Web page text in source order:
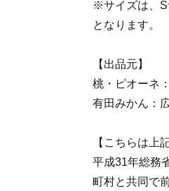
※サイズは、S
となります。
【出品元】
桃・ピオーネ
有田みかん：
【こちらは上
平成31年総務
町村と共同で